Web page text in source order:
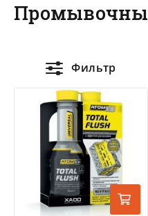
Фильтр